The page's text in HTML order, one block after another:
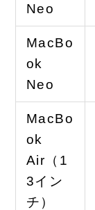
Neo
MacBo
ok
Neo
MacBo
ok
Air（1
3イン
チ）